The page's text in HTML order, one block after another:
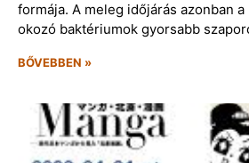
formája. A meleg időjárás azonban
okozó baktériumok gyorsabb
BŐVEBBEN »